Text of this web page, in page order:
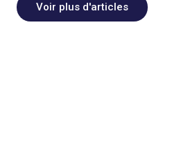
Voir plus d'articles